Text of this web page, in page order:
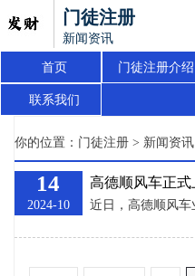
门徒注册
新闻资讯
首页 门徒注册介绍
联系我们
你的位置： 门徒注册 > 新闻资讯
14
2024-10